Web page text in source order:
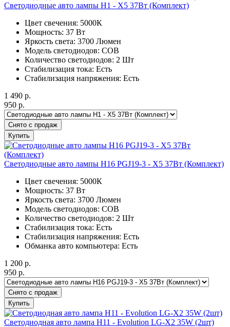
Светодиодные авто лампы H1 - X5 37Вт (Комплект)
Цвет свечения: 5000К
Мощность: 37 Вт
Яркость света: 3700 Люмен
Модель светодиодов: COB
Количество светодиодов: 2 Шт
Стабилизация тока: Есть
Стабилизация напряжения: Есть
1 490 р.
950 р.
Снято с продаж
Купить
Светодиодные авто лампы H16 PGJ19-3 - X5 37Вт (Комплект)
Цвет свечения: 5000К
Мощность: 37 Вт
Яркость света: 3700 Люмен
Модель светодиодов: COB
Количество светодиодов: 2 Шт
Стабилизация тока: Есть
Стабилизация напряжения: Есть
Обманка авто компьютера: Есть
1 200 р.
950 р.
Снято с продаж
Купить
Светодиодная авто лампа H11 - Evolution LG-X2 35W (2шт)